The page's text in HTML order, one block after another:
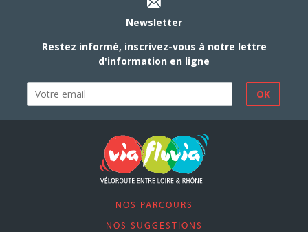
Newsletter
Restez informé, inscrivez-vous à notre lettre
d'information en ligne
NOS PARCOURS
NOS SUGGESTIONS